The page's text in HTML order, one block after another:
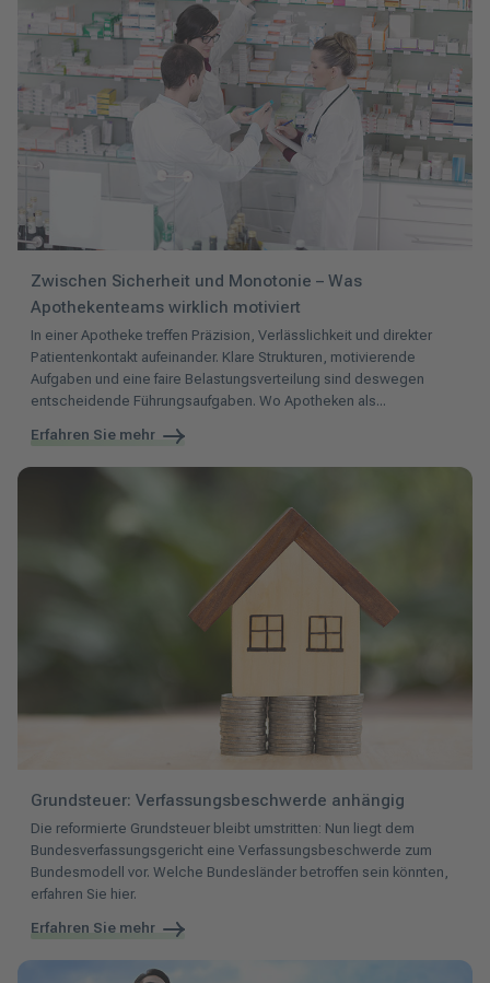
Zwischen Sicherheit und Monotonie – Was
Apothekenteams wirklich motiviert
In einer Apotheke treffen Präzision, Verlässlichkeit und direkter
Patientenkontakt aufeinander. Klare Strukturen, motivierende
Aufgaben und eine faire Belastungsverteilung sind deswegen
entscheidende Führungsaufgaben. Wo Apotheken als...
Erfahren Sie mehr
Grundsteuer: Verfassungsbeschwerde anhängig
Die reformierte Grundsteuer bleibt umstritten: Nun liegt dem
Bundesverfassungsgericht eine Verfassungsbeschwerde zum
Bundesmodell vor. Welche Bundesländer betroffen sein könnten,
erfahren Sie hier.
Erfahren Sie mehr